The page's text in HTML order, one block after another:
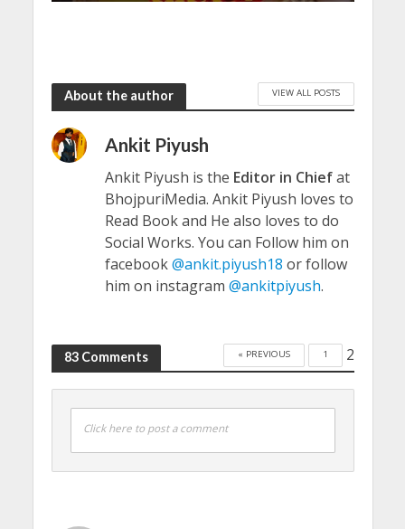
About the author VIEW ALL POSTS
Ankit Piyush
Ankit Piyush is the Editor in Chiefat
BhojpuriMedia. Ankit Piyush loves to
Read Book and He also loves to do
Social Works. You can Follow him on
facebook@ankit.piyush18 or follow
him on instagram @ankitpiyush.
83 Comments « PREVIOUS 1 2
Click here to post a comment